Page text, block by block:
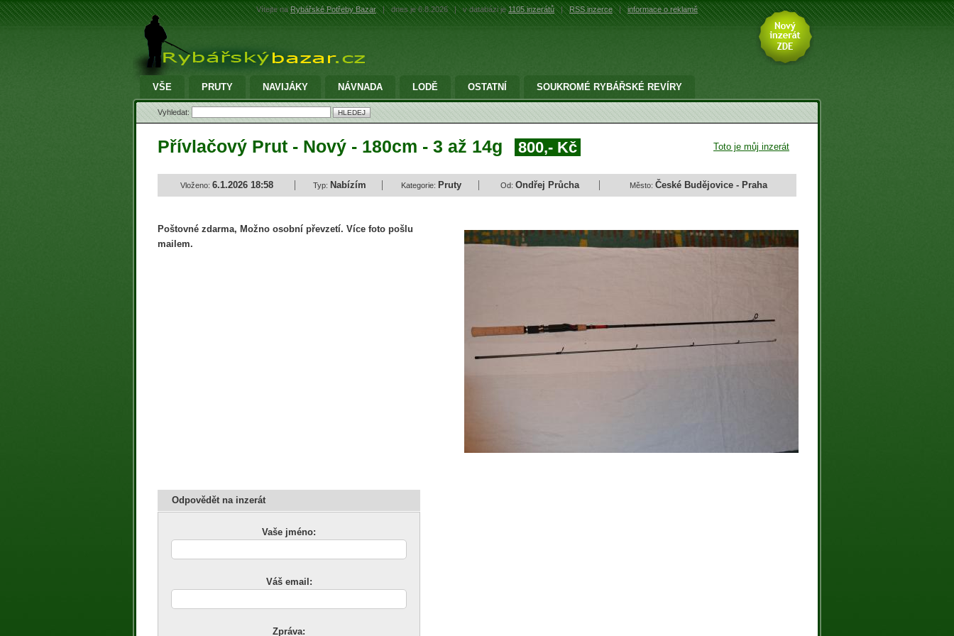
Vítejte naRybářské Potřeby Bazar | dnes je 6.8.2026 | v databázi je1105 inzerátů | RSS inzerce | informace o reklamě
VŠE PRUTY NAVIJÁKY NÁVNADA LODĚ OSTATNÍ SOUKROMÉ RYBÁŘSKÉ REVÍRY
Vyhledat:
Přívlačový Prut - Nový - 180cm - 3 až 14g 800,- Kč Toto je můj inzerát
Vloženo: 6.1.2026 18:58 Typ: Nabízím Kategorie: Pruty Od: Ondřej Průcha Město: České Budějovice - Praha
Poštovné zdarma, Možno osobní převzetí. Více foto pošlu
mailem.
Odpovědět na inzerát
Vaše jméno:
Váš email:
Zpráva: